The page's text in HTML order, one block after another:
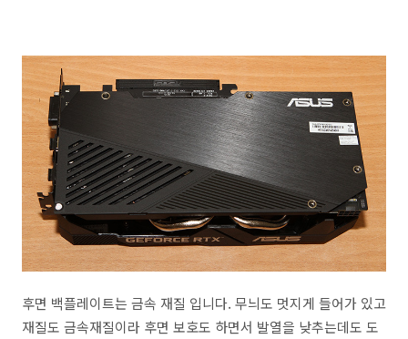
후면 백플레이트는 금속 재질 입니다. 무늬도 멋지게 들어가 있고
재질도 금속재질이라 후면 보호도 하면서 발열을 낮추는데도 도